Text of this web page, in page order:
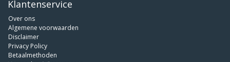
Klantenservice
Over ons
Algemene voorwaarden
Disclaimer
Privacy Policy
Betaalmethoden